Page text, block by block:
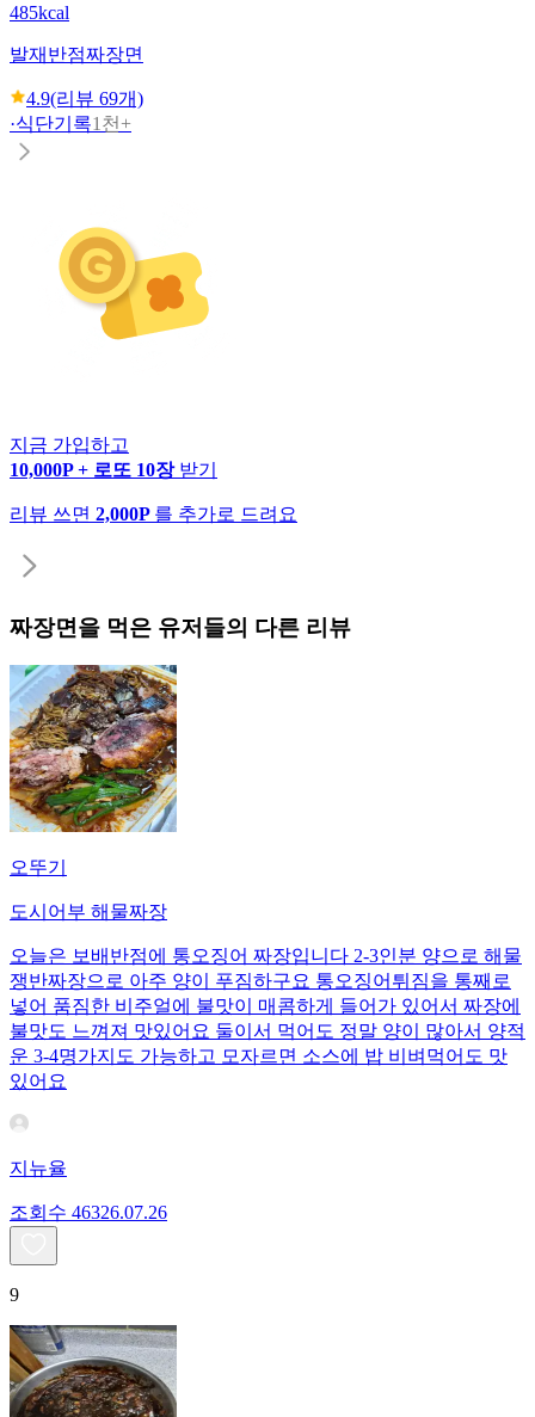
485kcal
발재반점짜장면
4.9(리뷰 69개)
·식단기록1천+
지금 가입하고
10,000P + 로또 10장 받기
리뷰 쓰면 2,000P 를 추가로 드려요
짜장면 을 먹은 유저들의 다른 리뷰
오뚜기
도시어부 해물짜장
오늘은 보배반점에 통오징어 짜장입니다 2-3인분 양으로 해물
쟁반짜장으로 아주 양이 푸짐하구요 통오징어튀짐을 통째로
넣어 품짐한 비주얼에 불맛이 매콤하게 들어가 있어서 짜장에
불맛도 느껴져 맛있어요 둘이서 먹어도 정말 양이 많아서 양적
운 3-4명가지도 가능하고 모자르면 소스에 밥 비벼먹어도 맛
있어요
지뉴율
조회수 46326.07.26
9